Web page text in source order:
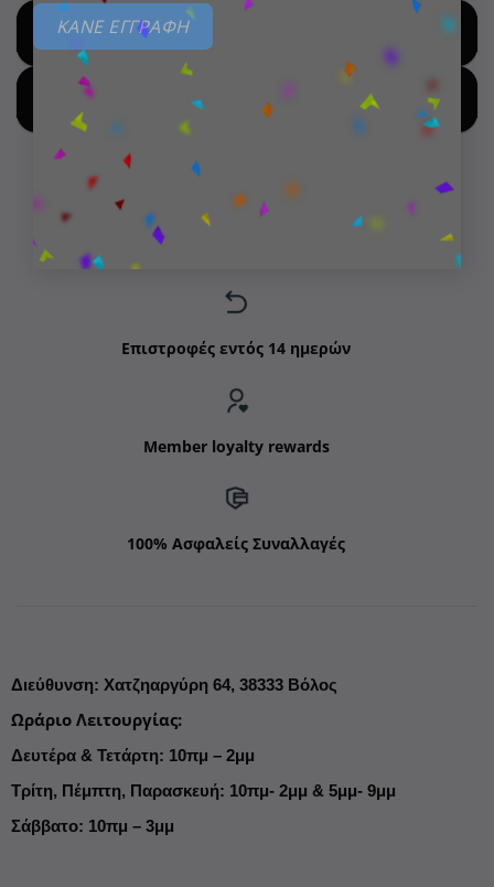
ΚΑΝΕ ΕΓΓΡΑΦΗSHOP FOR HOT DEALS
SHOP BY NEW ARRIVALS
Δωρεάν μεταφορικά για παραγγελίες άνω των 99€
Επιστροφές εντός 14 ημερών
Member loyalty rewards
100% Ασφαλείς Συναλλαγές
Διεύθυνση: Χατζηαργύρη 64, 38333 Βόλος
Ωράριο Λειτουργίας:
Δευτέρα & Τετάρτη: 10πμ – 2μμ
Τρίτη, Πέμπτη, Παρασκευή: 10πμ- 2μμ & 5μμ- 9μμ
Σάββατο: 10πμ – 3μμ